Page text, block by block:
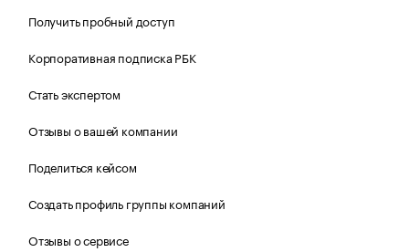
Получить пробный доступ
Корпоративная подписка РБК
Стать экспертом
Отзывы о вашей компании
Поделиться кейсом
Создать профиль группы компаний
Отзывы о сервисе